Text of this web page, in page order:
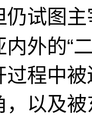
仍试图
内外的“
过程中
，以及